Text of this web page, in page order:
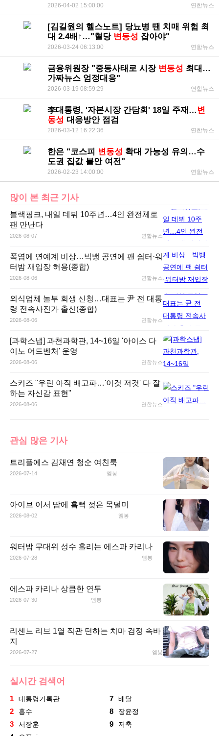
2026-04-02 15:00:00 연합뉴스
[김길원의 헬스노트] 당뇨병 땐 치매 위험 최
대 2.4배↑…"혈당 변동성 잡아야"
2026-03-24 06:13:00 연합뉴스
금융위원장 "중동사태로 시장 변동성 최대…
가짜뉴스 엄정대응"
2026-03-19 08:59:29 연합뉴스
李대통령, '자본시장 간담회' 18일 주재… 변
동성 대응방안 점검
2026-03-12 16:22:36 연합뉴스
한은 "코스피 변동성 확대 가능성 유의…수
도권 집값 불안 여전"
2026-02-23 14:00:00 연합뉴스
많이 본 최근 기사
블랙핑크, 내일 데뷔 10주년…4인 완전체로
팬 만난다
2026-08-07 연합뉴스
폭염에 연예계 비상…빅뱅 공연에 팬 쉼터·워
터밤 재입장 허용(종합)
2026-08-06 연합뉴스
외식업체 놀부 회생 신청…대표는 尹 전 대통
령 전속사진가 출신(종합)
2026-08-06 연합뉴스
[과학스냅] 과천과학관, 14~16일 '아이스 다
이노 어드벤처' 운영
2026-08-06 연합뉴스
스키즈 "우린 아직 배고파…'이것 저것' 다 잘
하는 자신감 표현"
2026-08-06 연합뉴스
관심 많은 기사
트리플에스 김채연 청순 여친룩
2026-07-14 엠봉
아이브 이서 땀에 흠뻑 젖은 목덜미
2026-08-02 엠봉
워터밤 무대위 성수 흘리는 에스파 카리나
2026-07-28 엠봉
에스파 카리나 상큼한 연두
2026-07-30 엠봉
리센느 리브 1열 직관 턴하는 치마 검정 속바
지
2026-07-27 엠봉
실시간 검색어
1 대통령기록관
2 홍수
3 서장훈
7 배달
8 장윤정
9 저축